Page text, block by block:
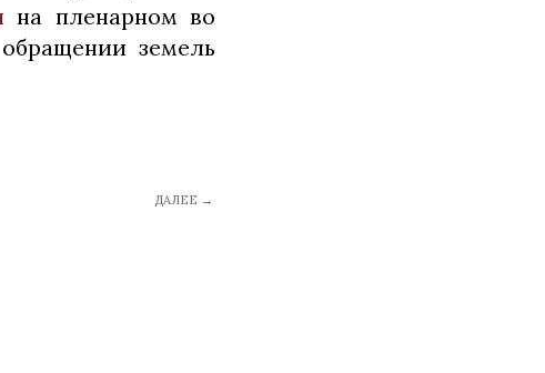
на пленарном во
земель
ДАЛЕЕ →